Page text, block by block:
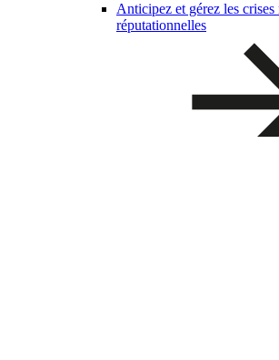
Anticipez et gérez les crises
réputationnelles